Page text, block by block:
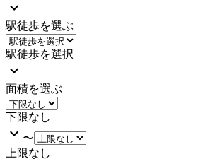
駅徒歩を選ぶ
駅徒歩を選択
面積を選ぶ
下限なし
〜
上限なし